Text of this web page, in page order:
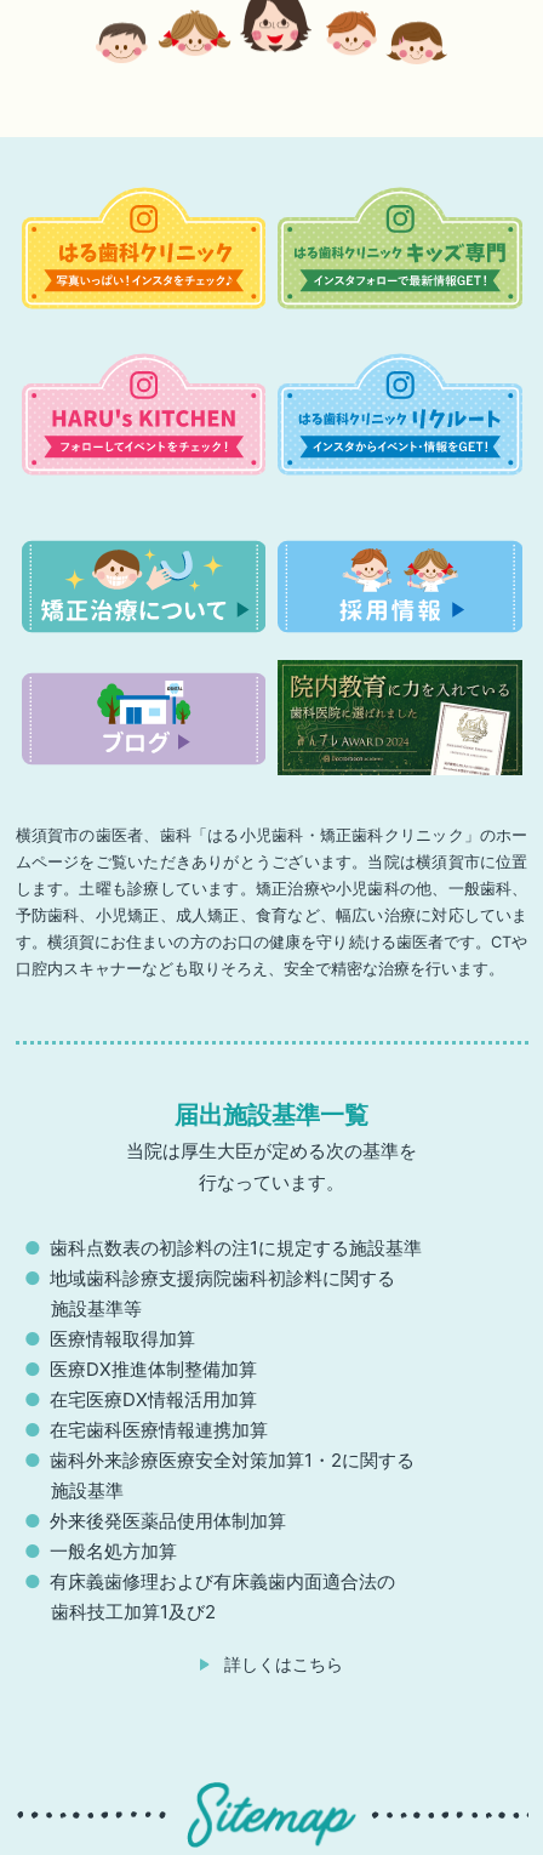
横須賀市の歯医者、歯科「はる小児歯科・矯正歯科クリニック」のホー
ムページをご覧いただきありがとうございます。当院は横須賀市に位置
します。土曜も診療しています。矯正治療や小児歯科の他、一般歯科、
予防歯科、小児矯正、成人矯正、食育など、幅広い治療に対応していま
す。横須賀にお住まいの方のお口の健康を守り続ける歯医者です。CTや
口腔内スキャナーなども取りそろえ、安全で精密な治療を行います。
届出施設基準一覧
当院は厚生大臣が定める次の基準を
行なっています。
歯科点数表の初診料の注1に規定する施設基準
地域歯科診療支援病院歯科初診料に関する
施設基準等
医療情報取得加算
医療DX推進体制整備加算
在宅医療DX情報活用加算
在宅歯科医療情報連携加算
歯科外来診療医療安全対策加算1・2に関する
施設基準
外来後発医薬品使用体制加算
一般名処方加算
有床義歯修理および有床義歯内面適合法の
歯科技工加算1及び2
詳しくはこちら